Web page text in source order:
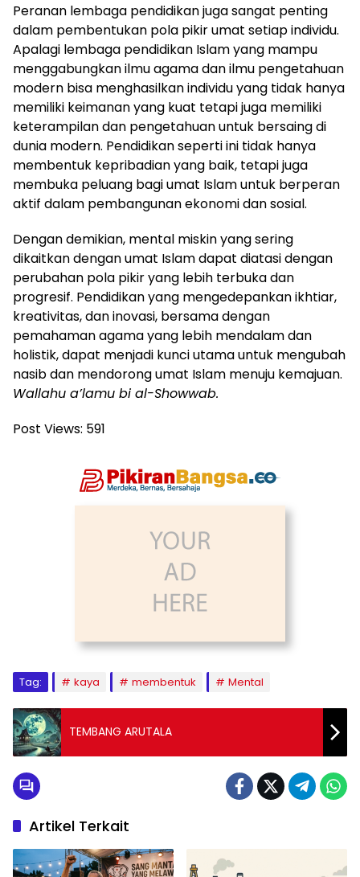
Peranan lembaga pendidikan juga sangat penting
dalam pembentukan pola pikir umat setiap individu.
Apalagi lembaga pendidikan Islam yang mampu
menggabungkan ilmu agama dan ilmu pengetahuan
modern bisa menghasilkan individu yang tidak hanya
memiliki keimanan yang kuat tetapi juga memiliki
keterampilan dan pengetahuan untuk bersaing di
dunia modern. Pendidikan seperti ini tidak hanya
membentuk kepribadian yang baik, tetapi juga
membuka peluang bagi umat Islam untuk berperan
aktif dalam pembangunan ekonomi dan sosial.
Dengan demikian, mental miskin yang sering
dikaitkan dengan umat Islam dapat diatasi dengan
perubahan pola pikir yang lebih terbuka dan
progresif. Pendidikan yang mengedepankan ikhtiar,
kreativitas, dan inovasi, bersama dengan
pemahaman agama yang lebih mendalam dan
holistik, dapat menjadi kunci utama untuk mengubah
nasib dan mendorong umat Islam menuju kemajuan.
Wallahu a’lamu bi al-Showwab.
Post Views: 591
Tag: kaya membentuk Mental
TEMBANG ARUTALA
Artikel Terkait